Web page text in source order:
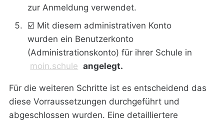
zur Anmeldung verwendet.
☑️ Mit diesem administrativen Konto
wurden ein Benutzerkonto
(Administrationskonto) für ihrer Schule in
moin.schule angelegt.
Für die weiteren Schritte ist es entscheidend das
diese Vorraussetzungen durchgeführt und
abgeschlossen wurden. Eine detailliertere